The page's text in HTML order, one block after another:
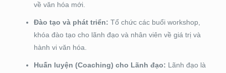
về văn hóa mới.
Đào tạo và phát triển: Tổ chức các buổi workshop,
khóa đào tạo cho lãnh đạo và nhân viên về giá trị và
hành vi văn hóa.
Huấn luyện (Coaching) cho Lãnh đạo: Lãnh đạo là